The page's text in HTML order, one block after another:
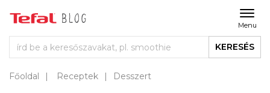
Menu
KERESÉS
Főoldal Receptek Desszert